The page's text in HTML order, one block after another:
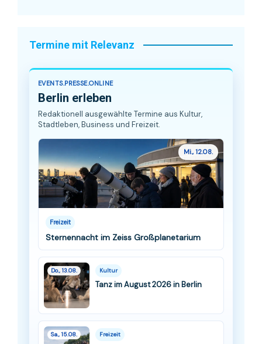
Termine mit Relevanz
EVENTS.PRESSE.ONLINE
Berlin erleben
Redaktionell ausgewählte Termine aus Kultur,
Stadtleben, Business und Freizeit.
Mi., 12.08.
Freizeit
Sternennacht im Zeiss Großplanetarium
Do., 13.08. Kultur
Tanz im August 2026 in Berlin
Sa., 15.08. Freizeit